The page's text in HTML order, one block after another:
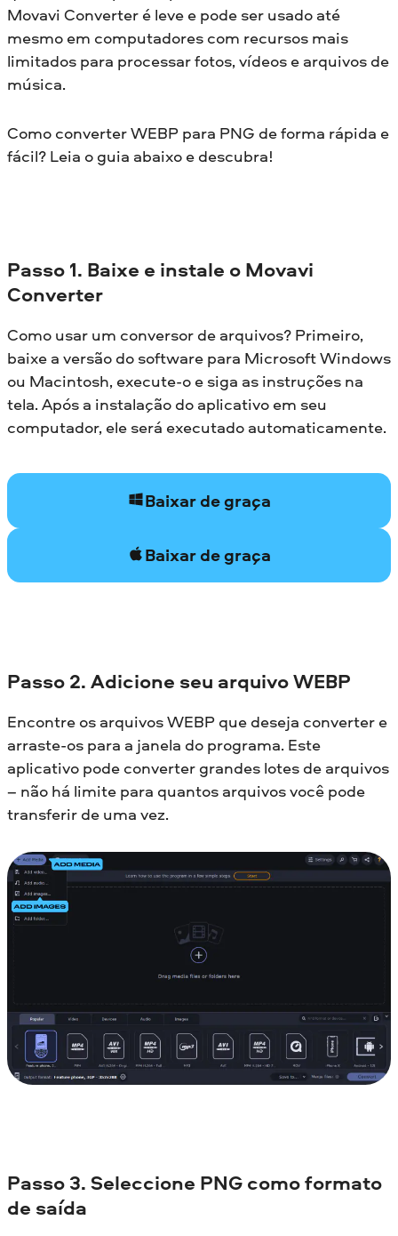
Movavi Converter é leve e pode ser usado até
mesmo em computadores com recursos mais
limitados para processar fotos, vídeos e arquivos de
música.
Como converter WEBP para PNG de forma rápida e
fácil? Leia o guia abaixo e descubra!
Passo 1. Baixe e instale o Movavi
Converter
Como usar um conversor de arquivos? Primeiro,
baixe a versão do software para Microsoft Windows
ou Macintosh, execute-o e siga as instruções na
tela. Após a instalação do aplicativo em seu
computador, ele será executado automaticamente.
Baixar de graça
Baixar de graça
Passo 2. Adicione seu arquivo WEBP
Encontre os arquivos WEBP que deseja converter e
arraste-os para a janela do programa. Este
aplicativo pode converter grandes lotes de arquivos
– não há limite para quantos arquivos você pode
transferir de uma vez.
Passo 3. Seleccione PNG como formato
de saída